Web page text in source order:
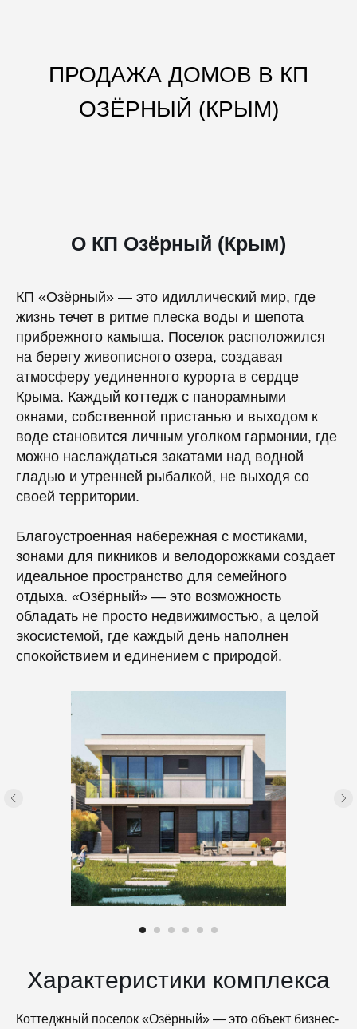
ПРОДАЖА ДОМОВ В КП
ОЗЁРНЫЙ (КРЫМ)
О КП Озёрный (Крым)
КП «Озёрный» — это идиллический мир, где
жизнь течет в ритме плеска воды и шепота
прибрежного камыша. Поселок расположился
на берегу живописного озера, создавая
атмосферу уединенного курорта в сердце
Крыма. Каждый коттедж с панорамными
окнами, собственной пристанью и выходом к
воде становится личным уголком гармонии, где
можно наслаждаться закатами над водной
гладью и утренней рыбалкой, не выходя со
своей территории.
Благоустроенная набережная с мостиками,
зонами для пикников и велодорожками создает
идеальное пространство для семейного
отдыха. «Озёрный» — это возможность
обладать не просто недвижимостью, а целой
экосистемой, где каждый день наполнен
спокойствием и единением с природой.
Характеристики комплекса
Коттеджный поселок «Озёрный» — это объект бизнес-